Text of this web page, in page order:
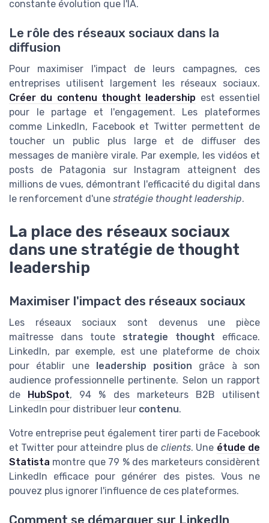
constante évolution que l'IA.
Le rôle des réseaux sociaux dans la
diffusion
Pour maximiser l'impact de leurs campagnes, ces
entreprises utilisent largement les réseaux sociaux.
Créer du contenu thought leadership est essentiel
pour le partage et l'engagement. Les plateformes
comme LinkedIn, Facebook et Twitter permettent de
toucher un public plus large et de diffuser des
messages de manière virale. Par exemple, les vidéos et
posts de Patagonia sur Instagram atteignent des
millions de vues, démontrant l'efficacité du digital dans
le renforcement d'une stratégie thought leadership.
La place des réseaux sociaux
dans une stratégie de thought
leadership
Maximiser l'impact des réseaux sociaux
Les réseaux sociaux sont devenus une pièce
maîtresse dans toute strategie thought efficace.
LinkedIn, par exemple, est une plateforme de choix
pour établir une leadership position grâce à son
audience professionnelle pertinente. Selon un rapport
de HubSpot, 94 % des marketeurs B2B utilisent
LinkedIn pour distribuer leur contenu.
Votre entreprise peut également tirer parti de Facebook
et Twitter pour atteindre plus de clients. Une étude de
Statista montre que 79 % des marketeurs considèrent
LinkedIn efficace pour générer des pistes. Vous ne
pouvez plus ignorer l'influence de ces plateformes.
Comment se démarquer sur LinkedIn